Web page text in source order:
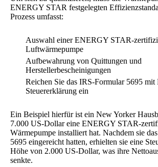
ENERGY STAR festgelegten
Prozess umfasst:
Auswahl einer ENERGY STAR-
Luftwärmepumpe
Aufbewahrung von Quittungen und
Herstellerbescheinigungen
Reichen Sie das IRS-Formular 5695 mit
Steuererklärung ein
Ein Beispiel hierfür ist ein New Yorker
7.000 US-Dollar eine ENERGY STAR-
Wärmepumpe installiert hat. Nachdem sie
5695 eingereicht hatten, erhielten sie eine
Höhe von 2.000 US-Dollar, was ihre
senkte.